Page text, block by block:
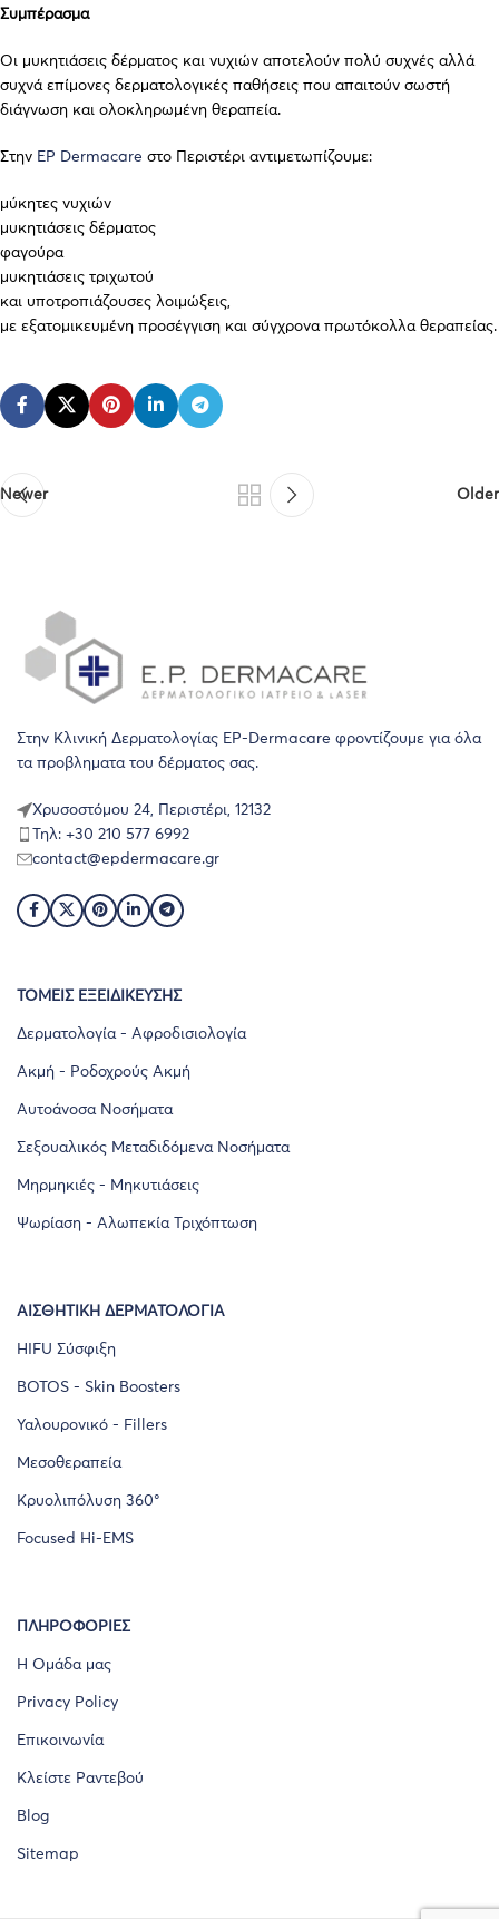
Συμπέρασμα
Οι μυκητιάσεις δέρματος και νυχιών αποτελούν πολύ συχνές αλλά
συχνά επίμονες δερματολογικές παθήσεις που απαιτούν σωστή
διάγνωση και ολοκληρωμένη θεραπεία.
Στην EP Dermacare στο Περιστέρι αντιμετωπίζουμε:
μύκητες νυχιών
μυκητιάσεις δέρματος
φαγούρα
μυκητιάσεις τριχωτού
και υποτροπιάζουσες λοιμώξεις,
με εξατομικευμένη προσέγγιση και σύγχρονα πρωτόκολλα θεραπείας.
Newer Older
Στην Κλινική Δερματολογίας EP-Dermacare φροντίζουμε για όλα
τα προβληματα του δέρματος σας.
Χρυσοστόμου 24, Περιστέρι, 12132
Τηλ: +30 210 577 6992
contact@epdermacare.gr
ΤΟΜΕΙΣ ΕΞΕΙΔΙΚΕΥΣΗΣ
Δερματολογία - Αφροδισιολογία
Ακμή - Ροδοχρούς Ακμή
Αυτοάνοσα Νοσήματα
Σεξουαλικός Μεταδιδόμενα Νοσήματα
Μηρμηκιές - Μηκυτιάσεις
Ψωρίαση - Αλωπεκία Τριχόπτωση
ΑΙΣΘΗΤΙΚΉ ΔΕΡΜΑΤΟΛΟΓΊΑ
HIFU Σύσφιξη
BOTOS - Skin Boosters
Υαλουρονικό - Fillers
Μεσοθεραπεία
Κρυολιπόλυση 360°
Focused Hi-EMS
ΠΛΗΡΟΦΟΡΙΕΣ
Η Ομάδα μας
Privacy Policy
Επικοινωνία
Κλείστε Ραντεβού
Blog
Sitemap